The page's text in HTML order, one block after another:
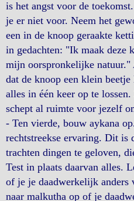
is het angst voor de
je er niet voor. Neem het
een in de knoop geraakte
in gedachten: "Ik maak deze
mijn oorspronkelijke
dat de knoop een klein
alles in één keer op te
schept al ruimte voor jezelf
- Ten vierde, bouw aykana
rechtstreekse ervaring. Dit is
trachten dingen te geloven,
Test in plaats daarvan alles.
of je je daadwerkelijk anders
naar malkutha op of je